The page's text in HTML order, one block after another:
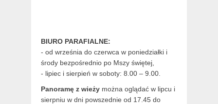
BIURO PARAFIALNE:
- od września do czerwca w poniedziałki i
środy bezpośrednio po Mszy świętej,
- lipiec i sierpień w soboty: 8.00 – 9.00.
Panoramę z wieży można oglądać w lipcu i
sierpniu w dni powszednie od 17.45 do